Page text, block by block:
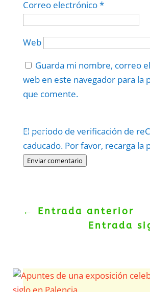
Correo electrónico*
Web
Guarda mi nombre, correo
web en este navegador para la
que comente.
El periodo de verificación de
caducado. Por favor, recarga la
Enviar comentario
Politica–Términos.
← Entrada anterior
Entrada